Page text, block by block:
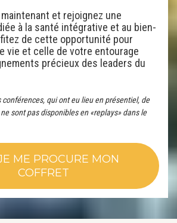
et rejoignez une
à la santé intégrative et au bien-
de cette opportunité pour
vie et celle de votre entourage
précieux des leaders du
qui ont eu lieu en présentiel, de
sont pas disponibles en «replays» dans le
ME PROCURE MON
COFFRET